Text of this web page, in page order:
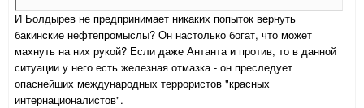
И Болдырев не предпринимает никаких попыток вернуть
бакинские нефтепромыслы? Он настолько богат, что может
махнуть на них рукой? Если даже Антанта и против, то в данной
ситуации у него есть железная отмазка - он преследует
опаснейших международных террористов "красных
интернационалистов".